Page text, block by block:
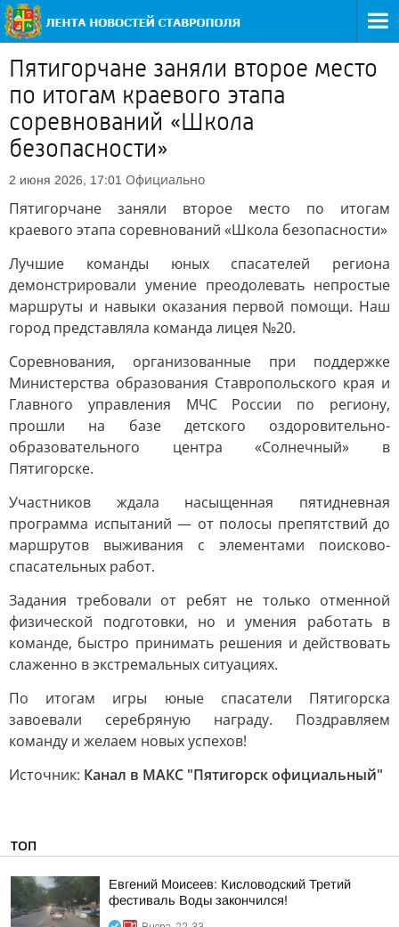
Пятигорчане заняли второе место
по итогам краевого этапа
соревнований «Школа
безопасности»
2 июня 2026, 17:01 Официально
Пятигорчане заняли второе место по итогам
краевого этапа соревнований «Школа безопасности»
Лучшие команды юных спасателей региона
демонстрировали умение преодолевать непростые
маршруты и навыки оказания первой помощи. Наш
город представляла команда лицея №20.
Соревнования, организованные при поддержке
Министерства образования Ставропольского края и
Главного управления МЧС России по региону,
прошли на базе детского оздоровительно-
образовательного центра «Солнечный» в
Пятигорске.
Участников ждала насыщенная пятидневная
программа испытаний — от полосы препятствий до
маршрутов выживания с элементами поисково-
спасательных работ.
Задания требовали от ребят не только отменной
физической подготовки, но и умения работать в
команде, быстро принимать решения и действовать
слаженно в экстремальных ситуациях.
По итогам игры юные спасатели Пятигорска
завоевали серебряную награду. Поздравляем
команду и желаем новых успехов!
Источник: Канал в МАКС "Пятигорск официальный"
ТОП
Евгений Моисеев: Кисловодский Третий
фестиваль Воды закончился!